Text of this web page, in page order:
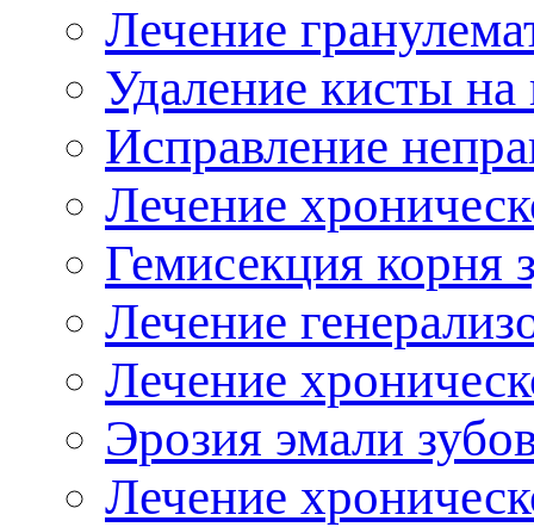
Лечение
Удаление кисты на
Исправление
Лечение
Гемисекция корня
Лечение
Лечение
Эрозия эмали
Лечение